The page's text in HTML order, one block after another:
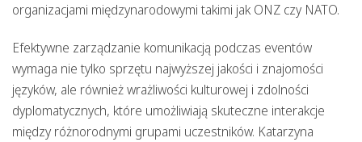
organizacjami międzynarodowymi takimi jak ONZ czy NATO.
Efektywne zarządzanie komunikacją podczas eventów
wymaga nie tylko sprzętu najwyższej jakości i znajomości
języków, ale również wrażliwości kulturowej i zdolności
dyplomatycznych, które umożliwiają skuteczne interakcje
między różnorodnymi grupami uczestników. Katarzyna